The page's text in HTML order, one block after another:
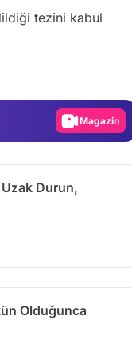
tezini kabul
Magazin
Video
Uzak Durun,
Olduğunca